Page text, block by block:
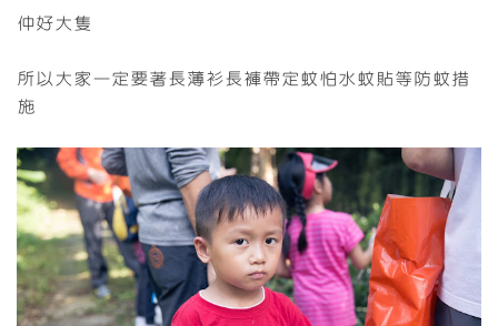
仲好大隻
所以大家一定要著長薄衫長褲帶定蚊怕水蚊貼等防蚊措
施